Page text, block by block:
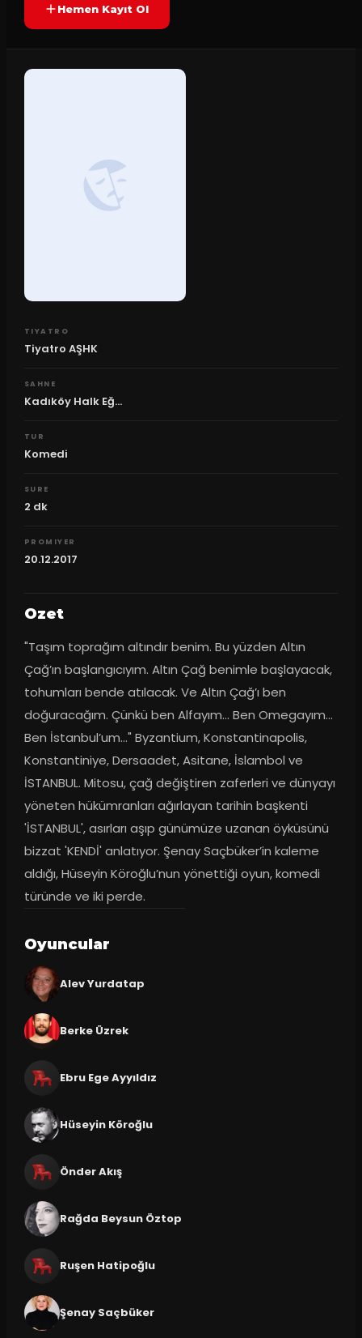
Hemen Kayıt Ol
TIYATRO
Tiyatro AŞHK
SAHNE
Kadıköy Halk Eğ...
TUR
Komedi
SURE
2 dk
PROMIYER
20.12.2017
Ozet
"Taşım toprağım altındır benim. Bu yüzden Altın
Çağ’ın başlangıcıyım. Altın Çağ benimle başlayacak,
tohumları bende atılacak. Ve Altın Çağ’ı ben
doğuracağım. Çünkü ben Alfayım… Ben Omegayım…
Ben İstanbul’um…" Byzantium, Konstantinapolis,
Konstantiniye, Dersaadet, Asitane, İslambol ve
İSTANBUL. Mitosu, çağ değiştiren zaferleri ve dünyayı
yöneten hükümranları ağırlayan tarihin başkenti
'İSTANBUL', asırları aşıp günümüze uzanan öyküsünü
bizzat 'KENDİ' anlatıyor. Şenay Saçbüker’in kaleme
aldığı, Hüseyin Köroğlu’nun yönettiği oyun, komedi
türünde ve iki perde.
Oyuncular
Alev Yurdatap
Berke Üzrek
Ebru Ege Ayyıldız
Hüseyin Köroğlu
Önder Akış
Rağda Beysun Öztop
Ruşen Hatipoğlu
Şenay Saçbüker